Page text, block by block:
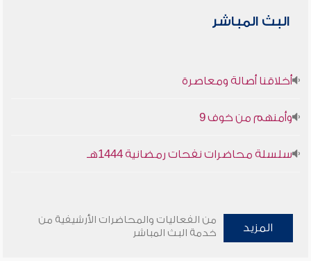
البث المباشر
أخلاقنا أصالة ومعاصرة
وأمنهم من خوف 9
سلسلة محاضرات نفحات رمضانية 1444هـ
المزيد
من الفعاليات والمحاضرات الأرشيفية من
خدمة البث المباشر